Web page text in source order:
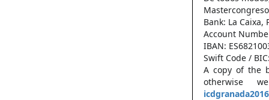
Bank: La
Account
IBAN:
Swift Code /
A copy of the
otherwise